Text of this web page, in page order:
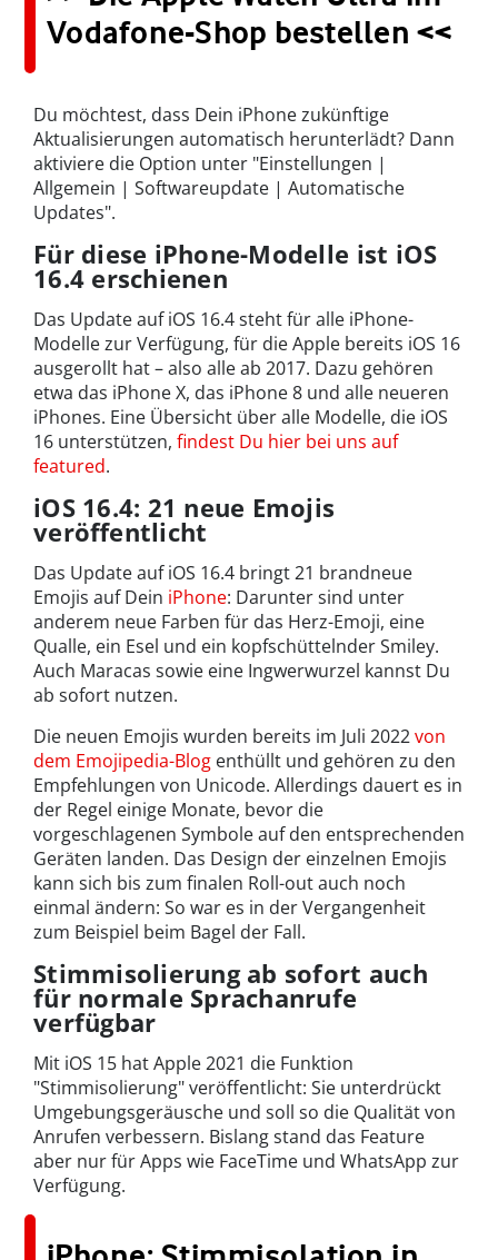
Vodafone-Shop bestellen <<
Du möchtest, dass Dein iPhone zukünftige
Aktualisierungen automatisch herunterlädt? Dann
aktiviere die Option unter "Einstellungen |
Allgemein | Softwareupdate | Automatische
Updates".
Für diese iPhone-Modelle ist iOS
16.4 erschienen
Das Update auf iOS 16.4 steht für alle iPhone-
Modelle zur Verfügung, für die Apple bereits iOS 16
ausgerollt hat – also alle ab 2017. Dazu gehören
etwa das iPhone X, das iPhone 8 und alle neueren
iPhones. Eine Übersicht über alle Modelle, die iOS
16 unterstützen, findest Du hier bei uns auf
featured.
iOS 16.4: 21 neue Emojis
veröffentlicht
Das Update auf iOS 16.4 bringt 21 brandneue
Emojis auf Dein iPhone: Darunter sind unter
anderem neue Farben für das Herz-Emoji, eine
Qualle, ein Esel und ein kopfschüttelnder Smiley.
Auch Maracas sowie eine Ingwerwurzel kannst Du
ab sofort nutzen.
Die neuen Emojis wurden bereits im Juli 2022von
dem Emojipedia-Blog enthüllt und gehören zu den
Empfehlungen von Unicode. Allerdings dauert es in
der Regel einige Monate, bevor die
vorgeschlagenen Symbole auf den entsprechenden
Geräten landen. Das Design der einzelnen Emojis
kann sich bis zum finalen Roll-out auch noch
einmal ändern: So war es in der Vergangenheit
zum Beispiel beim Bagel der Fall.
Stimmisolierung ab sofort auch
für normale Sprachanrufe
verfügbar
Mit iOS 15 hat Apple 2021 die Funktion
"Stimmisolierung" veröffentlicht: Sie unterdrückt
Umgebungsgeräusche und soll so die Qualität von
Anrufen verbessern. Bislang stand das Feature
aber nur für Apps wie FaceTime und WhatsApp zur
Verfügung.